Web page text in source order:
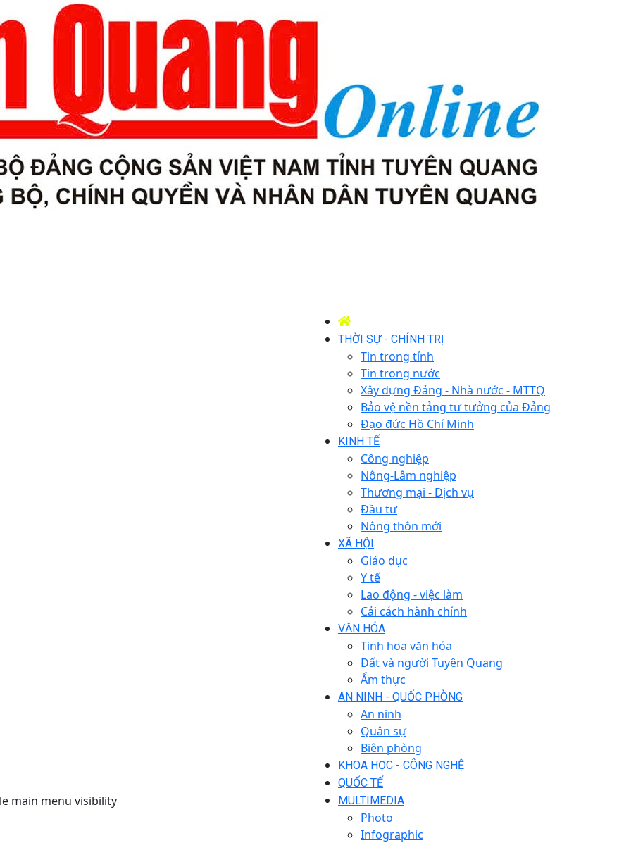
main menu visibility
THỜI SỰ - CHÍNH TRỊ
Tin trong tỉnh
Tin trong nước
Xây dựng Đảng - Nhà nước - MTTQ
Bảo vệ nền tảng tư tưởng của Đảng
Đạo đức Hồ Chí Minh
KINH TẾ
Công nghiệp
Nông-Lâm nghiệp
Thương mại - Dịch vụ
Đầu tư
Nông thôn mới
XÃ HỘI
Giáo dục
Y tế
Lao động - việc làm
Cải cách hành chính
VĂN HÓA
Tinh hoa văn hóa
Đất và người Tuyên Quang
Ẩm thực
AN NINH - QUỐC PHÒNG
An ninh
Quân sự
Biên phòng
KHOA HỌC - CÔNG NGHỆ
QUỐC TẾ
MULTIMEDIA
Photo
Infographic